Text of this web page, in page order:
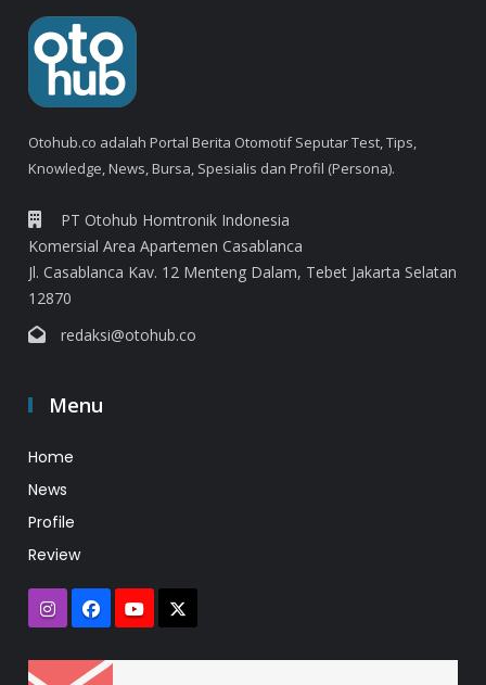
Otohub.co adalah Portal Berita Otomotif Seputar Test, Tips,
Knowledge, News, Bursa, Spesialis dan Profil (Persona).
PT Otohub Homtronik Indonesia
Komersial Area Apartemen Casablanca
Jl. Casablanca Kav. 12 Menteng Dalam, Tebet Jakarta Selatan
12870
redaksi@otohub.co
Menu
Home
News
Profile
Review